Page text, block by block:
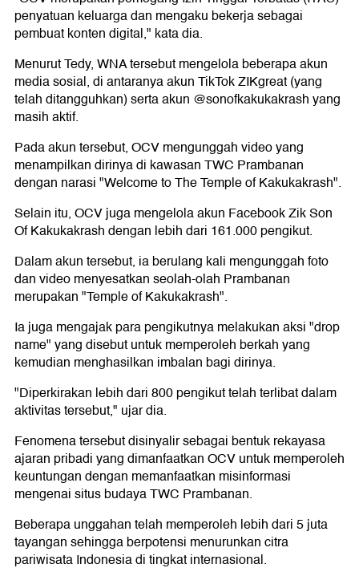
penyatuan keluarga dan mengaku bekerja sebagai
pembuat konten digital," kata dia.
Menurut Tedy, WNA tersebut mengelola beberapa akun
media sosial, di antaranya akun TikTok ZIKgreat (yang
telah ditangguhkan) serta akun @sonofkakukakrash yang
masih aktif.
Pada akun tersebut, OCV mengunggah video yang
menampilkan dirinya di kawasan TWC Prambanan
dengan narasi "Welcome to The Temple of Kakukakrash".
Selain itu, OCV juga mengelola akun Facebook Zik Son
Of Kakukakrash dengan lebih dari 161.000 pengikut.
Dalam akun tersebut, ia berulang kali mengunggah foto
dan video menyesatkan seolah-olah Prambanan
merupakan "Temple of Kakukakrash".
Ia juga mengajak para pengikutnya melakukan aksi "drop
name" yang disebut untuk memperoleh berkah yang
kemudian menghasilkan imbalan bagi dirinya.
"Diperkirakan lebih dari 800 pengikut telah terlibat dalam
aktivitas tersebut," ujar dia.
Fenomena tersebut disinyalir sebagai bentuk rekayasa
ajaran pribadi yang dimanfaatkan OCV untuk memperoleh
keuntungan dengan memanfaatkan misinformasi
mengenai situs budaya TWC Prambanan.
Beberapa unggahan telah memperoleh lebih dari 5 juta
tayangan sehingga berpotensi menurunkan citra
pariwisata Indonesia di tingkat internasional.